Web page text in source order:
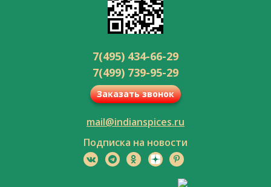
7(495) 434-66-29
7(499) 739-95-29
Заказать звонок
mail@indianspices.ru
Подписка на новости